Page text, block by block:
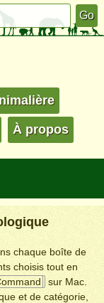
À propos
chaque boîte de
choisis tout en
sur Mac.
et de catégorie,